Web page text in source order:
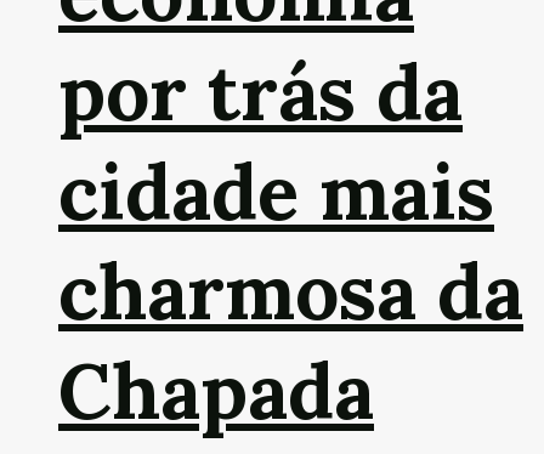
por trás da
cidade mais
charmosa da
Chapada